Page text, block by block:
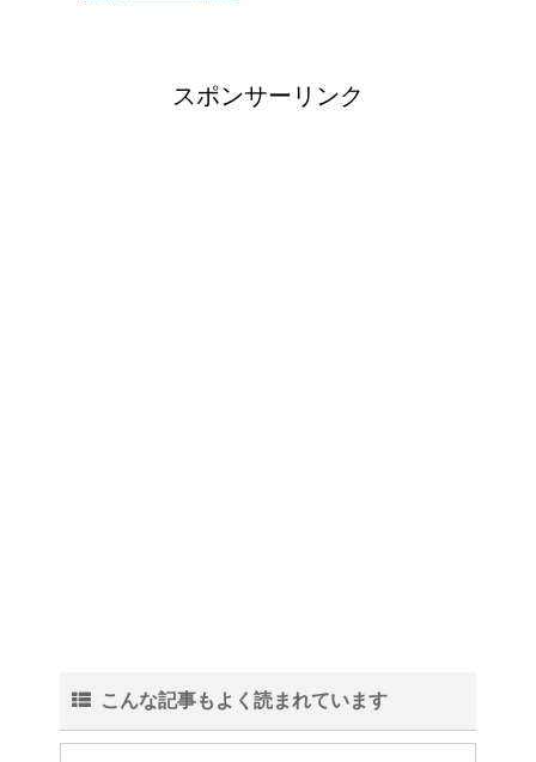
スポンサーリンク
こんな記事もよく読まれています